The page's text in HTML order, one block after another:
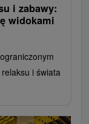
i zabawy:
widokami
i świata